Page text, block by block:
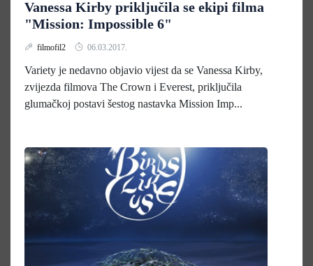
Vanessa Kirby priključila se ekipi filma
"Mission: Impossible 6"
filmofil2 06.03.2017.
Variety je nedavno objavio vijest da se Vanessa Kirby,
zvijezda filmova The Crown i Everest, priključila
glumačkoj postavi šestog nastavka Mission Imp...